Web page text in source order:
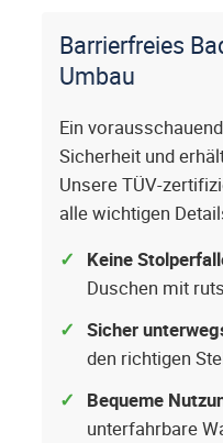
Barrierfreies
Umbau
Ein
Sicherheit und
Unsere TÜV-
alle wichtigen
Keine
Duschen mit
Sicher
den richtigen
Bequeme
unterfahrbare